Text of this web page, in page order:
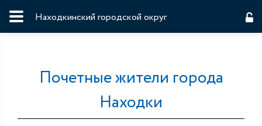
Находкинский городской округ
Почетные жители города
Находки